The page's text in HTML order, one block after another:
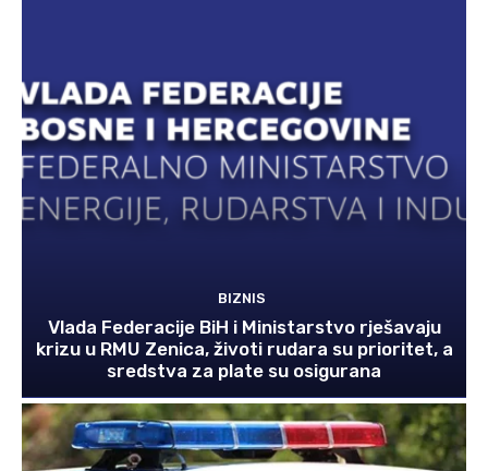
BIZNIS
Vlada Federacije BiH i Ministarstvo rješavaju
krizu u RMU Zenica, životi rudara su prioritet, a
sredstva za plate su osigurana